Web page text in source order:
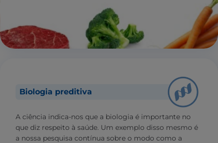
Biologia preditiva
A ciência indica-nos que a biologia é importante no
que diz respeito à saúde. Um exemplo disso mesmo é
a nossa pesquisa contínua sobre o modo como a